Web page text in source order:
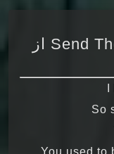
متن آهنگ Send The Pain Below از
So
You used to